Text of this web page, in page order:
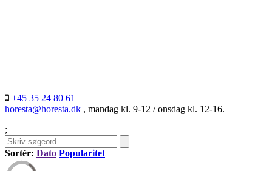
+45 35 24 80 61
horesta@horesta.dk , mandag kl. 9-12 / onsdag kl. 12-16.
;
Sortér: Dato Popularitet